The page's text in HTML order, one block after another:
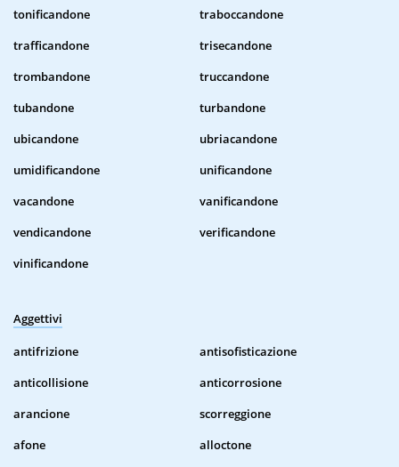
tonificandone
traboccandone
trafficandone
trisecandone
trombandone
truccandone
tubandone
turbandone
ubicandone
ubriacandone
umidificandone
unificandone
vacandone
vanificandone
vendicandone
verificandone
vinificandone
Aggettivi
antifrizione
antisofisticazione
anticollisione
anticorrosione
arancione
scorreggione
afone
alloctone